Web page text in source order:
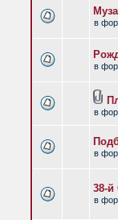
в
в
в
в
38-й
в